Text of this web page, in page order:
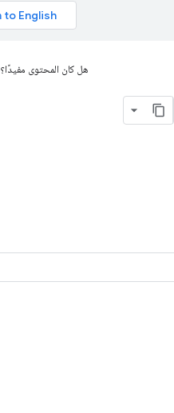
هل كان المحتوى مفيدًا؟